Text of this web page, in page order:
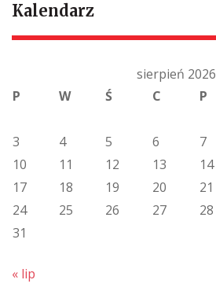
Kalendarz
sierpień 2026
P
W Ś C P
3
4 5 6 7
10
11 12 13 14
17
18 19 20 21
24
25 26 27 28
31
« lip